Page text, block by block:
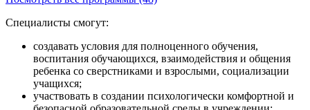
Специалисты смогут:
создавать условия для полноценного обучения,
воспитания обучающихся, взаимодействия и общения
ребенка со сверстниками и взрослыми, социализации
учащихся;
участвовать в создании психологически комфортной и